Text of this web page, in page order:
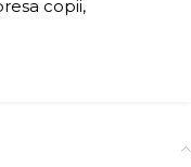
copii,